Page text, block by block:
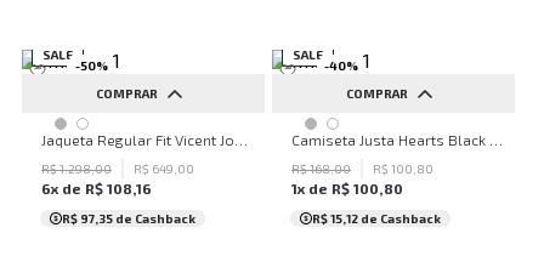
SALE
-50%
COMPRAR
PP P M G GG
R$1.298,00 R$ 649 00
6x de R$ 108,16
R$ 97,35 de Cashback
SALE
-40%
COMPRAR
PP P M G GG
R$168,00 R$ 100 80
1x de R$ 100,80
R$ 15,12 de Cashback